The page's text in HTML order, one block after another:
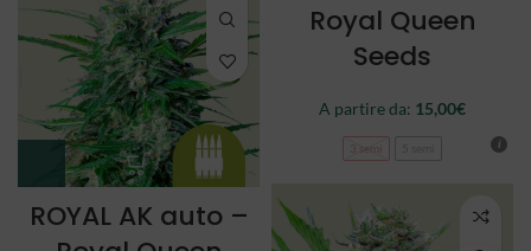
Royal Queen
Seeds
A partire da: 15,00€
3 semi
ROYAL AK auto –